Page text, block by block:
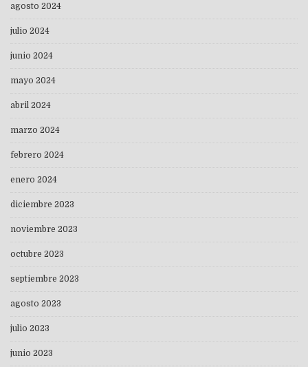
agosto 2024
julio 2024
junio 2024
mayo 2024
abril 2024
marzo 2024
febrero 2024
enero 2024
diciembre 2023
noviembre 2023
octubre 2023
septiembre 2023
agosto 2023
julio 2023
junio 2023